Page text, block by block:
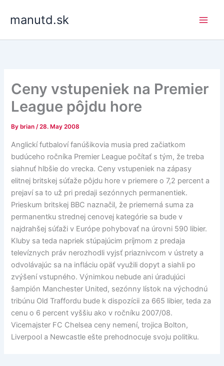
manutd.sk
Ceny vstupeniek na Premier
League pôjdu hore
By brian/28. May 2008
Anglickí futbaloví fanúšikovia musia pred začiatkom
budúceho ročníka Premier League počítať s tým, že treba
siahnuť hlbšie do vrecka. Ceny vstupeniek na zápasy
elitnej britskej súťaže pôjdu hore v priemere o 7,2 percent a
prejaví sa to už pri predaji sezónnych permanentiek.
Prieskum britskej BBC naznačil, že priemerná suma za
permanentku strednej cenovej kategórie sa bude v
najdrahšej súťaži v Európe pohybovať na úrovni 590 libier.
Kluby sa teda napriek stúpajúcim príjmom z predaja
televíznych práv nerozhodli vyjsť priaznivcom v ústrety a
odvolávajúc sa na infláciu opäť využili dopyt a siahli po
zvýšení vstupného. Výnimkou nebude ani úradujúci
šampión Manchester United, sezónny lístok na východnú
tribúnu Old Traffordu bude k dispozícii za 665 libier, teda za
cenu o 6 percent vyššiu ako v ročníku 2007/08.
Vicemajster FC Chelsea ceny nemení, trojica Bolton,
Liverpool a Newcastle ešte prehodnocuje svoju politiku.